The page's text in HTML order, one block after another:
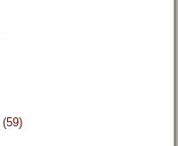
(59)